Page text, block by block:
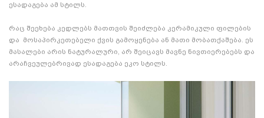
ესადაგება ამ სტილს.
რაც შეეხება კედლებს მათთვის შეიძლება კერამიკული ფილების
და მოსაპირკეთებელი ქვის გამოყენება ან მათი მობათქაშება. ეს
მასალები არის ნატურალური, არ შეიცავს მავნე ნივთიერებებს და
არაჩვეულებრივად ესადაგება ეკო სტილს.